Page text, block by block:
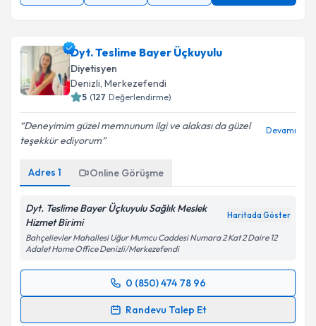
Dyt. Teslime Bayer Üçkuyulu
Diyetisyen
Denizli, Merkezefendi
5 (127 Değerlendirme)
Deneyimim güzel memnunum ilgi ve alakası da güzel
teşekkür ediyorum
Devamı
Adres 1 Online Görüşme
Dyt. Teslime Bayer Üçkuyulu Sağlık Meslek
Hizmet Birimi
Haritada Göster
Bahçelievler Mahallesi Uğur Mumcu Caddesi Numara 2 Kat 2 Daire 12
Adalet Home Office Denizli/Merkezefendi
0 (850) 474 78 96
Randevu Talep Et
Randevu Takvimi Talebi